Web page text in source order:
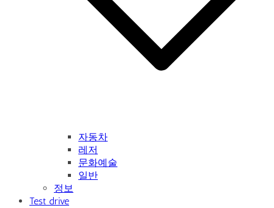
자동차
레저
문화예술
일반
정보
Test drive